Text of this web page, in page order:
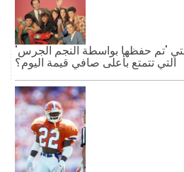
'تم حفظها بواسطة النجم الجرس'
التي تتمتع بأعلى صافي قيمة اليوم؟